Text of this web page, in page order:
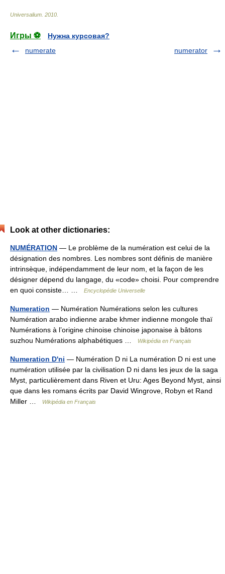
Universalium 2010
Игры ⚽
Нужна курсовая?
numerate
numerator
Look at other dictionaries:
NUMÉRATION — Le problème de la numération est celui de la
désignation des nombres. Les nombres sont définis de manière
intrinsèque, indépendamment de leur nom, et la façon de les
désigner dépend du langage, du «code» choisi. Pour comprendre
en quoi consiste… …
Encyclopédie Universelle
Numeration — Numération Numérations selon les cultures
Numération arabo indienne arabe khmer indienne mongole thaï
Numérations à l’origine chinoise chinoise japonaise à bâtons
suzhou Numérations alphabétiques …
Wikipédia en Français
Numeration D'ni — Numération D ni La numération D ni est une
numération utilisée par la civilisation D ni dans les jeux de la saga
Myst, particulièrement dans Riven et Uru: Ages Beyond Myst, ainsi
que dans les romans écrits par David Wingrove, Robyn et Rand
Miller …
Wikipédia en Français